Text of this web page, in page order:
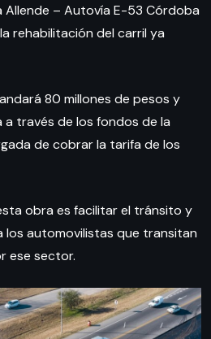
Allende – Autovía E-53 Córdoba
rehabilitación del carril ya
80 millones de pesos y
a través de los fondos de la
de cobrar la tarifa de los
obra es facilitar el tránsito y
los automovilistas que transitan
ese sector.